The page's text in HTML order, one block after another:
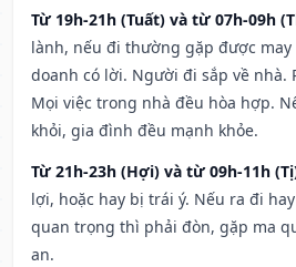
Từ 19h-21h (Tuất) và từ 07h-09h
lành, nếu đi thường gặp được
doanh có lời. Người đi sắp về nhà.
Mọi việc trong nhà đều hòa hợp.
khỏi, gia đình đều mạnh khỏe.
Từ 21h-23h (Hợi) và từ 09h-11h
lợi, hoặc hay bị trái ý. Nếu ra đi
quan trọng thì phải đòn, gặp ma
an.